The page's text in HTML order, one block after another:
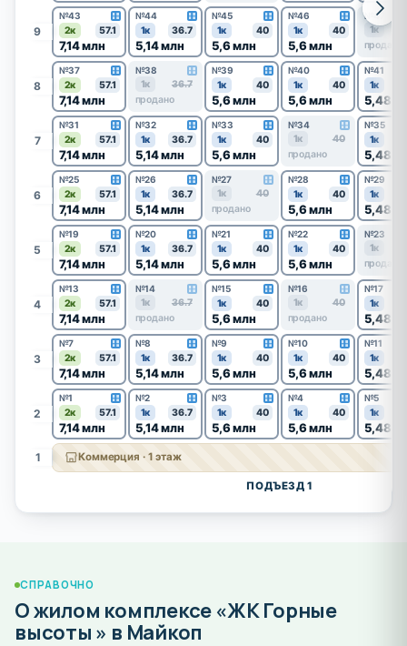
9
№43
2к 57.1
7,14 млн
№44
1к 36.7
5,14 млн
№45
1к 40
5,6 млн
№46
1к 40
5,6 млн
№47
1к
продано
8
№37
2к 57.1
7,14 млн
№38
1к
36.7
продано
№39
1к 40
5,6 млн
№40
1к 40
5,6 млн
№41
1к
5,48
7
№31
2к 57.1
7,14 млн
№32
1к 36.7
5,14 млн
№33
1к 40
5,6 млн
№34
1к
40
продано
№35
1к
5,48
6
№25
2к 57.1
7,14 млн
№26
1к 36.7
5,14 млн
№27
1к
40
продано
№28
1к 40
5,6 млн
№29
1к
5,48
5
№19
2к 57.1
7,14 млн
№20
1к 36.7
5,14 млн
№21
1к 40
5,6 млн
№22
1к 40
5,6 млн
№23
1к
продано
4
№13
2к 57.1
7,14 млн
№14
1к
36.7
продано
№15
1к 40
5,6 млн
№16
1к
40
продано
№17
1к
5,48
3
№7
2к 57.1
7,14 млн
№8
1к 36.7
5,14 млн
№9
1к 40
5,6 млн
№10
1к 40
5,6 млн
№11
1к
5,48
2
№1
2к 57.1
7,14 млн
№2
1к 36.7
5,14 млн
№3
1к 40
5,6 млн
№4
1к 40
5,6 млн
№5
1к
5,48
1 Коммерция · 1 этаж
ПОДЪЕЗД 1
СПРАВОЧНО
О жилом комплексе «ЖК Горные
высоты » в Майкоп